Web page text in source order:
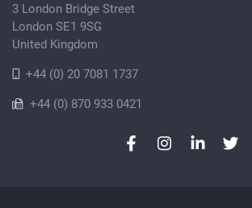
3 London Bridge Street
London SE1 9SG
United Kingdom
+44 (0) 20 7081 1737
+44 (0) 870 933 0421